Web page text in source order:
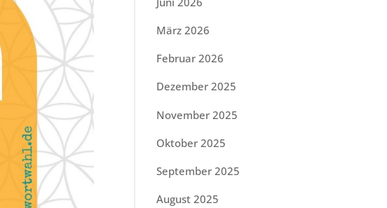
März 2026
Februar 2026
Dezember 2025
November 2025
Oktober 2025
September 2025
August 2025